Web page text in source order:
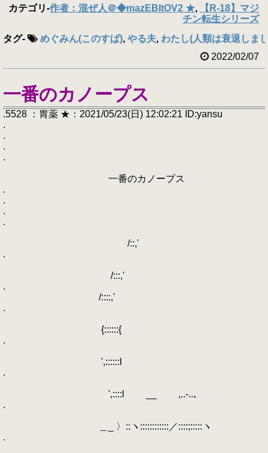
カテゴリ-作者：混ぜ人＠◆mazEBItOV2 ★,
【R-18】マジ
チン転生シリーズ
タグ- めぐみん(このすば), やる夫, わたし(人類は衰退しま
2022/02/07
一番のカノープス
.5528 ：胃薬 ★：2021/05/23(日) 12:02:21 ID:yansu
.
.
.
.
一番のカノープス
.
.
.
.
/::,'
.
/:::,'
.
/::::,'
.
{::::::{
.
',::::::l
.
',::::l __ ,..-..､
.
＿_ 〉::ヽ::::::::::::／::::;:::::ヽ
.